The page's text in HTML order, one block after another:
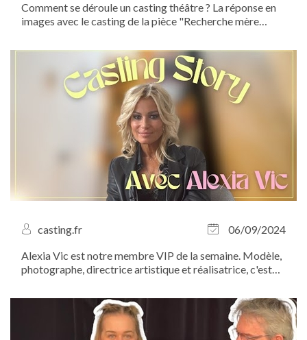
Comment se déroule un casting théâtre ? La réponse en
images avec le casting de la pièce "Recherche mère
et Nicolas Huan de la Compagnie Lâchez Prise au Salon
casting.fr
06/09/2024
Alexia Vic est notre membre VIP de la semaine. Modèle,
photographe, directrice artistique et réalisatrice, c'est
au service des autres. Son truc à elle, c’est la
photographie. Découvrez...